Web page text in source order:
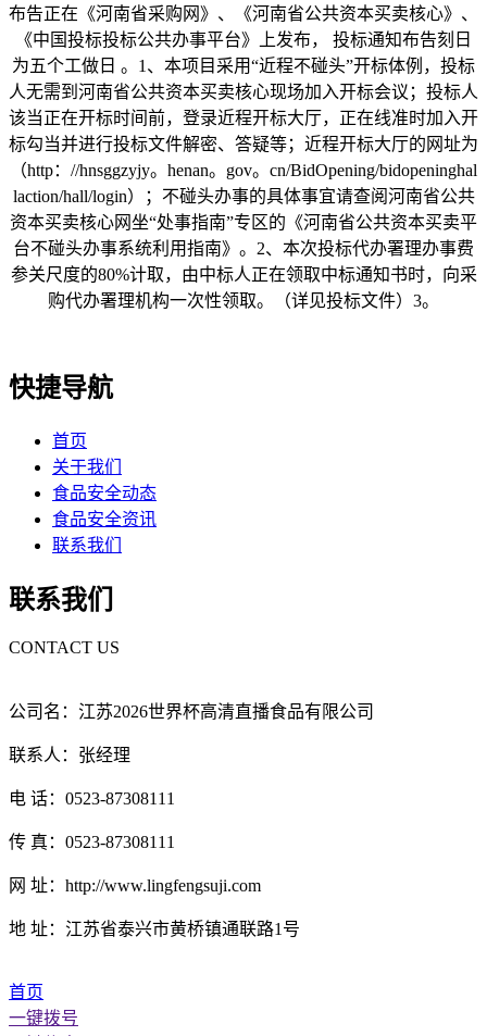
布告正在《河南省采购网》、《河南省公共资本买卖核心》、
《中国投标投标公共办事平台》上发布， 投标通知布告刻日
为五个工做日 。1、本项目采用“近程不碰头”开标体例，投标
人无需到河南省公共资本买卖核心现场加入开标会议；投标人
该当正在开标时间前，登录近程开标大厅，正在线准时加入开
标勾当并进行投标文件解密、答疑等；近程开标大厅的网址为
（http：//hnsggzyjy。henan。gov。cn/BidOpening/bidopeninghal
laction/hall/login）；不碰头办事的具体事宜请查阅河南省公共
资本买卖核心网坐“处事指南”专区的《河南省公共资本买卖平
台不碰头办事系统利用指南》。2、本次投标代办署理办事费
参关尺度的80%计取，由中标人正在领取中标通知书时，向采
购代办署理机构一次性领取。（详见投标文件）3。
快捷导航
首页
关于我们
食品安全动态
食品安全资讯
联系我们
联系我们
CONTACT US
公司名：江苏2026世界杯高清直播食品有限公司
联系人：张经理
电 话：0523-87308111
传 真：0523-87308111
网 址：http://www.lingfengsuji.com
地 址：江苏省泰兴市黄桥镇通联路1号
首页
一键拨号